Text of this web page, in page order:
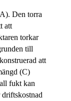
. Den torra
att
torkar
till
att
(C)
fukt kan
driftskostnad